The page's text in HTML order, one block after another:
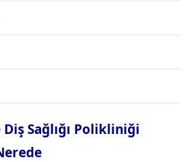
Sağlığı Polikliniği